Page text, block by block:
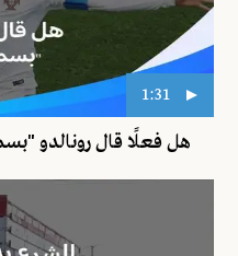
1:31
هل فعلًا قال رونالدو